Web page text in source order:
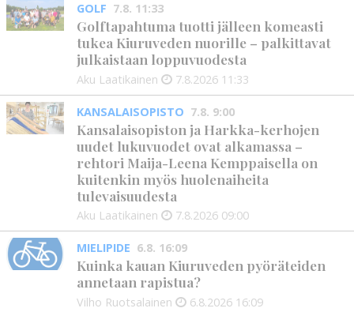
GOLF 7.8. 11:33
Golftapahtuma tuotti jälleen komeasti
tukea Kiuruveden nuorille – palkittavat
julkaistaan loppuvuodesta
Aku Laatikainen 7.8.2026 11:33
KANSALAISOPISTO 7.8. 9:00
Kansalaisopiston ja Harkka-kerhojen
uudet lukuvuodet ovat alkamassa –
rehtori Maija-Leena Kemppaisella on
kuitenkin myös huolenaiheita
tulevaisuudesta
Aku Laatikainen 7.8.2026 09:00
MIELIPIDE 6.8. 16:09
Kuinka kauan Kiuruveden pyöräteiden
annetaan rapistua?
Vilho Ruotsalainen 6.8.2026 16:09